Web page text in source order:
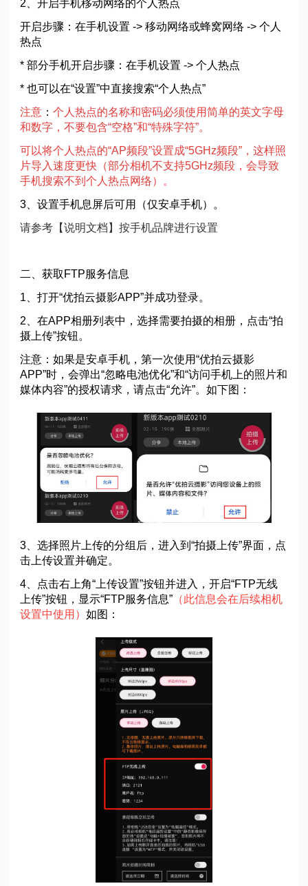
2、开启手机移动网络的个人热点
开启步骤：在手机设置 -> 移动网络或蜂窝网络 -> 个人
热点
* 部分手机开启步骤：在手机设置 -> 个人热点
* 也可以在“设置”中直接搜索“个人热点”
注意： 个人热点的名称和密码必须使用简单的英文字母
和数字，不要包含“空格”和“特殊字符”。
可以将个人热点的“AP频段”设置成“5GHz频段”，这样照
片导入速度更快（部分相机不支持5GHz频段，会导致
手机搜索不到个人热点网络）。
3、设置手机息屏后可用（仅安卓手机）。
请参考【说明文档】按手机品牌进行设置
二、获取FTP服务信息
1、打开“优拍云摄影APP”并成功登录。
2、在APP相册列表中，选择需要拍摄的相册，点击“拍
摄上传”按钮。
注意：如果是安卓手机，第一次使用“优拍云摄影
APP”时，会弹出“忽略电池优化”和“访问手机上的照片和
媒体内容”的授权请求，请点击“允许”。如下图：
3、选择照片上传的分组后，进入到“拍摄上传”界面，点
击上传设置并确定。
4、点击右上角“上传设置”按钮并进入，开启“FTP无线
上传”按钮，显示“FTP服务信息”（此信息会在后续相机
设置中使用） 如图：